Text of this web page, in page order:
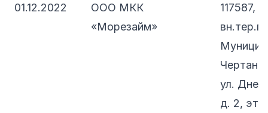
01.12.2022
ООО МКК
«Морезайм»
117587,
вн.тер.г.
ул.
д. 2, эт.